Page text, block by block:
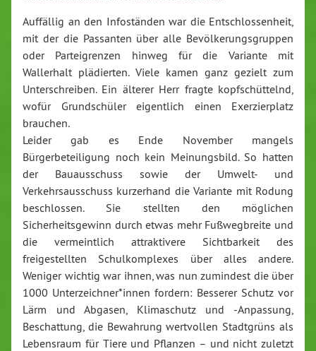
Auffällig an den Infoständen war die Entschlossenheit,
mit der die Passanten über alle Bevölkerungsgruppen
oder Parteigrenzen hinweg für die Variante mit
Wallerhalt plädierten. Viele kamen ganz gezielt zum
Unterschreiben. Ein älterer Herr fragte kopfschüttelnd,
wofür Grundschüler eigentlich einen Exerzierplatz
brauchen.
Leider gab es Ende November mangels
Bürgerbeteiligung noch kein Meinungsbild. So hatten
der Bauausschuss sowie der Umwelt- und
Verkehrsausschuss kurzerhand die Variante mit Rodung
beschlossen. Sie stellten den möglichen
Sicherheitsgewinn durch etwas mehr Fußwegbreite und
die vermeintlich attraktivere Sichtbarkeit des
freigestellten Schulkomplexes über alles andere.
Weniger wichtig war ihnen, was nun zumindest die über
1000 Unterzeichner*innen fordern: Besserer Schutz vor
Lärm und Abgasen, Klimaschutz und -Anpassung,
Beschattung, die Bewahrung wertvollen Stadtgrüns als
Lebensraum für Tiere und Pflanzen – und nicht zuletzt